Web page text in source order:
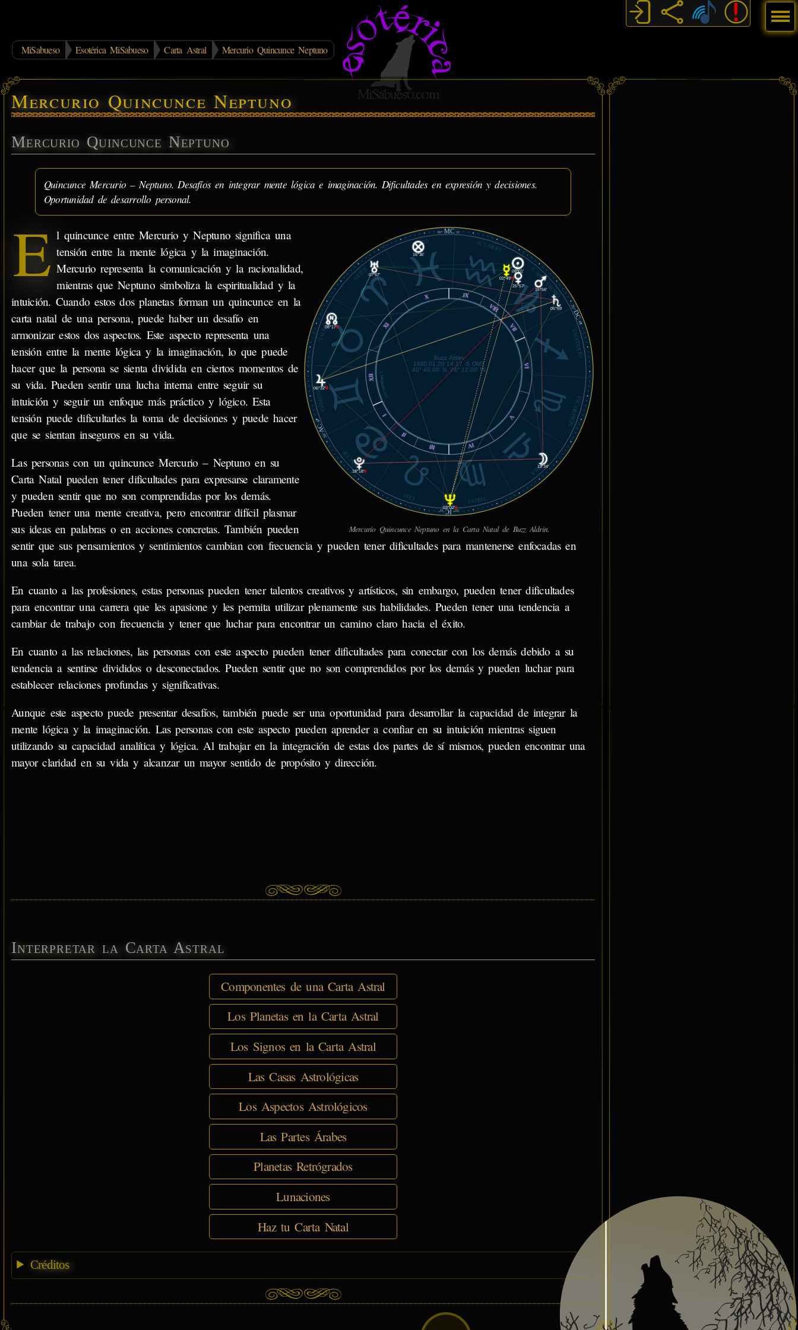
MiSabueso Esotérica MiSabueso Carta Astral Mercurio Quincunce Neptuno
Mercurio Quincunce Neptuno
Mercurio Quincunce Neptuno
Quincunce Mercurio – Neptuno. Desafíos en integrar mente lógica e imaginación. Dificultades en expresión y decisiones.
Oportunidad de desarrollo personal.
© MiSabueso.com
26°
AC
43'
26°
DC
43'
02°MC 31'
02°
IC
31'
ARIES
TAURO
GÉMINIS
CÁNCER
LEO VIRGO
LIBRA
ESCORPIÓN
SAGITARIO
CAPRICORNIO
ACUARIO
PISCIS
X
XI
XII
I
II
III IV
V
VI
VII
VIII
IX
00°01'
19°34'
02°49'℞
25°57'
16°56'
06°32'℞
05°59'
07°57'
03°02'℞
18°18'℞
08°17'℞
16°16'
Buzz Aldrin
1930.01.20 14:17 -5 GMT
40° 48.00' N, 74° 12.00' W
Mercurio Quincunce Neptuno en la Carta Natal de Buzz Aldrin.
E l quincunce entre Mercurio y Neptuno significa una
tensión entre la mente lógica y la imaginación.
Mercurio representa la comunicación y la racionalidad,
mientras que Neptuno simboliza la espiritualidad y la
intuición. Cuando estos dos planetas forman un quincunce en la
carta natal de una persona, puede haber un desafío en
armonizar estos dos aspectos. Este aspecto representa una
tensión entre la mente lógica y la imaginación, lo que puede
hacer que la persona se sienta dividida en ciertos momentos de
su vida. Pueden sentir una lucha interna entre seguir su
intuición y seguir un enfoque más práctico y lógico. Esta
tensión puede dificultarles la toma de decisiones y puede hacer
que se sientan inseguros en su vida.
Las personas con un quincunce Mercurio – Neptuno en su
Carta Natal pueden tener dificultades para expresarse claramente
y pueden sentir que no son comprendidas por los demás.
Pueden tener una mente creativa, pero encontrar difícil plasmar
sus ideas en palabras o en acciones concretas. También pueden
sentir que sus pensamientos y sentimientos cambian con frecuencia y pueden tener dificultades para mantenerse enfocadas en
una sola tarea.
En cuanto a las profesiones, estas personas pueden tener talentos creativos y artísticos, sin embargo, pueden tener dificultades
para encontrar una carrera que les apasione y les permita utilizar plenamente sus habilidades. Pueden tener una tendencia a
cambiar de trabajo con frecuencia y tener que luchar para encontrar un camino claro hacia el éxito.
En cuanto a las relaciones, las personas con este aspecto pueden tener dificultades para conectar con los demás debido a su
tendencia a sentirse divididos o desconectados. Pueden sentir que no son comprendidos por los demás y pueden luchar para
establecer relaciones profundas y significativas.
Aunque este aspecto puede presentar desafíos, también puede ser una oportunidad para desarrollar la capacidad de integrar la
mente lógica y la imaginación. Las personas con este aspecto pueden aprender a confiar en su intuición mientras siguen
utilizando su capacidad analítica y lógica. Al trabajar en la integración de estas dos partes de sí mismos, pueden encontrar una
mayor claridad en su vida y alcanzar un mayor sentido de propósito y dirección.
Interpretar la Carta Astral
Componentes de una Carta Astral
Los Planetas en la Carta Astral
Los Signos en la Carta Astral
Las Casas Astrológicas
Los Aspectos Astrológicos
Las Partes Árabes
Planetas Retrógrados
Lunaciones
Haz tu Carta Natal
Créditos
Menú